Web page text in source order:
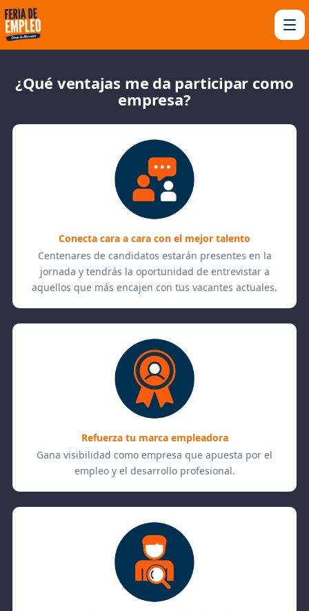
¿Qué ventajas me da participar como
empresa?
Conecta cara a cara con el mejor talento
Centenares de candidatos estarán presentes en la
jornada y tendrás la oportunidad de entrevistar a
aquellos que más encajen con tus vacantes actuales.
Refuerza tu marca empleadora
Gana visibilidad como empresa que apuesta por el
empleo y el desarrollo profesional.